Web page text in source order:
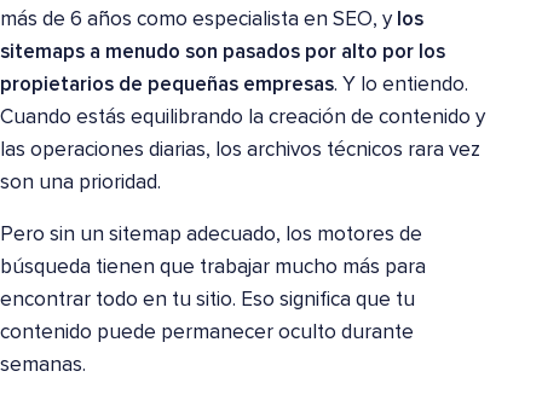
más de 6 años como especialista en SEO, y los
sitemaps a menudo son pasados por alto por los
propietarios de pequeñas empresas. Y lo entiendo.
Cuando estás equilibrando la creación de contenido y
las operaciones diarias, los archivos técnicos rara vez
son una prioridad.
Pero sin un sitemap adecuado, los motores de
búsqueda tienen que trabajar mucho más para
encontrar todo en tu sitio. Eso significa que tu
contenido puede permanecer oculto durante
semanas.